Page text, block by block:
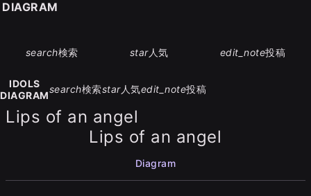
search検索 star人気 edit_note投稿
IDOLS
DIAGRAM
search検索star人気edit_note投稿
Lips of an angel
Lips of an angel
Diagram